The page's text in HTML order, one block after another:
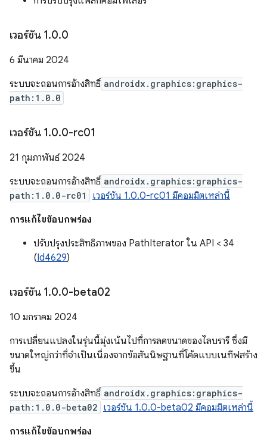
เวอร์ชัน 1.0.0
6 มีนาคม 2024
ระบบจะถอนการอ้างสิทธิ์ androidx.graphics:graphics-
path:1.0.0
เวอร์ชัน 1.0.0-rc01
21 กุมภาพันธ์ 2024
ระบบจะถอนการอ้างสิทธิ์ androidx.graphics:graphics-
path:1.0.0-rc01
เวอร์ชัน 1.0.0-rc01 มีคอมมิตเหล่านี้
การแก้ไขข้อบกพร่อง
ปรับปรุงประสิทธิภาพของ PathIterator ใน API < 34
(Id4629)
เวอร์ชัน 1.0.0-beta02
10 มกราคม 2024
การเปลี่ยนแปลงในรุ่นนี้มุ่งเน้นไปที่การลดขนาดของไลบรารี ซึ่งมี
ขนาดใหญ่กว่าที่จำเป็นเนื่องจากข้อสันนิษฐานที่โค้ดแบบเนทีฟสร้าง
ขึ้น
ระบบจะถอนการอ้างสิทธิ์ androidx.graphics:graphics-
path:1.0.0-beta02 เวอร์ชัน 1.0.0-beta02 มีคอมมิตเหล่านี้
การแก้ไขข้อบกพร่อง